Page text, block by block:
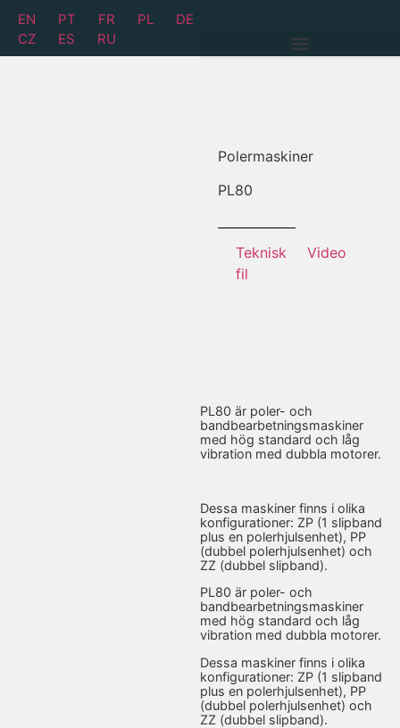
EN PT FR PL
DE
CZ
ES RU
Polermaskiner
PL80
Teknisk
fil
Video
PL80 är poler- och
bandbearbetningsmaskiner
med hög standard och låg
vibration med dubbla motorer.
Dessa maskiner finns i olika
konfigurationer: ZP (1 slipband
plus en polerhjulsenhet), PP
(dubbel polerhjulsenhet) och
ZZ (dubbel slipband).
PL80 är poler- och
bandbearbetningsmaskiner
med hög standard och låg
vibration med dubbla motorer.
Dessa maskiner finns i olika
konfigurationer: ZP (1 slipband
plus en polerhjulsenhet), PP
(dubbel polerhjulsenhet) och
ZZ (dubbel slipband).